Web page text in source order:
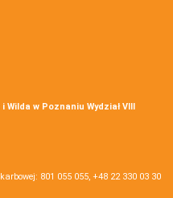
w Poznaniu Wydział VIII
801 055 055, +48 22 330 03 30